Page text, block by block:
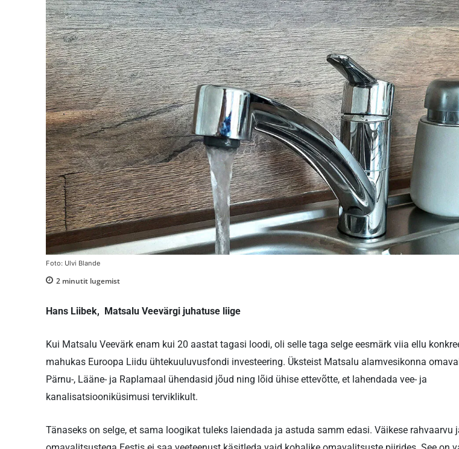
Foto: Ulvi Blande
2 minutit lugemist
Hans Liibek, Matsalu Veevärgi juhatuse liige
Kui Matsalu Veevärk enam kui 20 aastat tagasi loodi, oli selle taga selge eesmärk viia ellu
mahukas Euroopa Liidu ühtekuuluvusfondi investeering. Üksteist Matsalu alamvesikonna
Pärnu-, Lääne- ja Raplamaal ühendasid jõud ning lõid ühise ettevõtte, et lahendada vee- ja
kanalisatsiooniküsimusi terviklikult.
Tänaseks on selge, et sama loogikat tuleks laiendada ja astuda samm edasi. Väikese rahvaarvu